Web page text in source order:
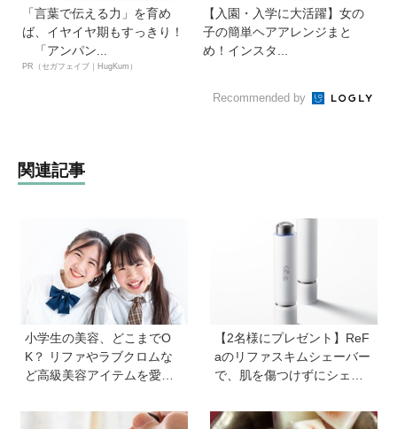
「言葉で伝える力」を育め
ば、イヤイヤ期もすっきり！
「アンパン...
PR（セガフェイブ｜HugKum）
【入園・入学に大活躍】女の
子の簡単ヘアアレンジまと
め！インスタ...
Recommended by
関連記事
小学生の美容、どこまでO
K？ リファやラブクロムな
ど高級美容アイテムを愛用
以上が美容に肯定的【HugK
【2名様にプレゼント】ReF
aのリファスキムシェーバー
で、肌を傷つけずにシェー
に入れて！